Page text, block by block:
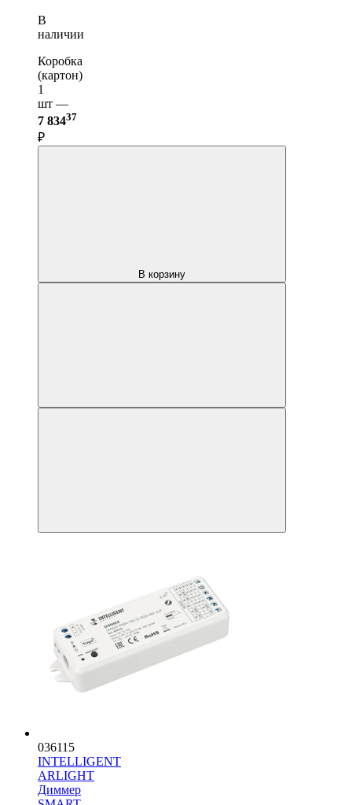
В
наличии
Коробка
(картон)
1
шт —
7 83437
₽
В корзину
036115
INTELLIGENT
ARLIGHT
Диммер